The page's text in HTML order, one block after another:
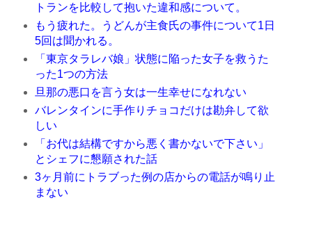
トランを比較して抱いた違和感について。
もう疲れた。うどんが主食氏の事件について1日
5回は聞かれる。
「東京タラレバ娘」状態に陥った女子を救うた
った1つの方法
旦那の悪口を言う女は一生幸せになれない
バレンタインに手作りチョコだけは勘弁して欲
しい
「お代は結構ですから悪く書かないで下さい」
とシェフに懇願された話
3ヶ月前にトラブった例の店からの電話が鳴り止
まない